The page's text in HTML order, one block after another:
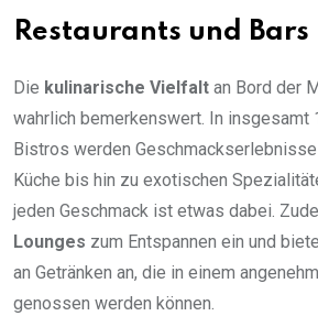
Restaurants und Bars
Die kulinarische Vielfalt an Bord der
wahrlich bemerkenswert. In insgesamt
Bistros werden
Küche bis hin zu exotischen
jeden Geschmack ist etwas dabei.
Lounges zum Entspannen ein und
an Getränken an, die in einem
genossen werden können.